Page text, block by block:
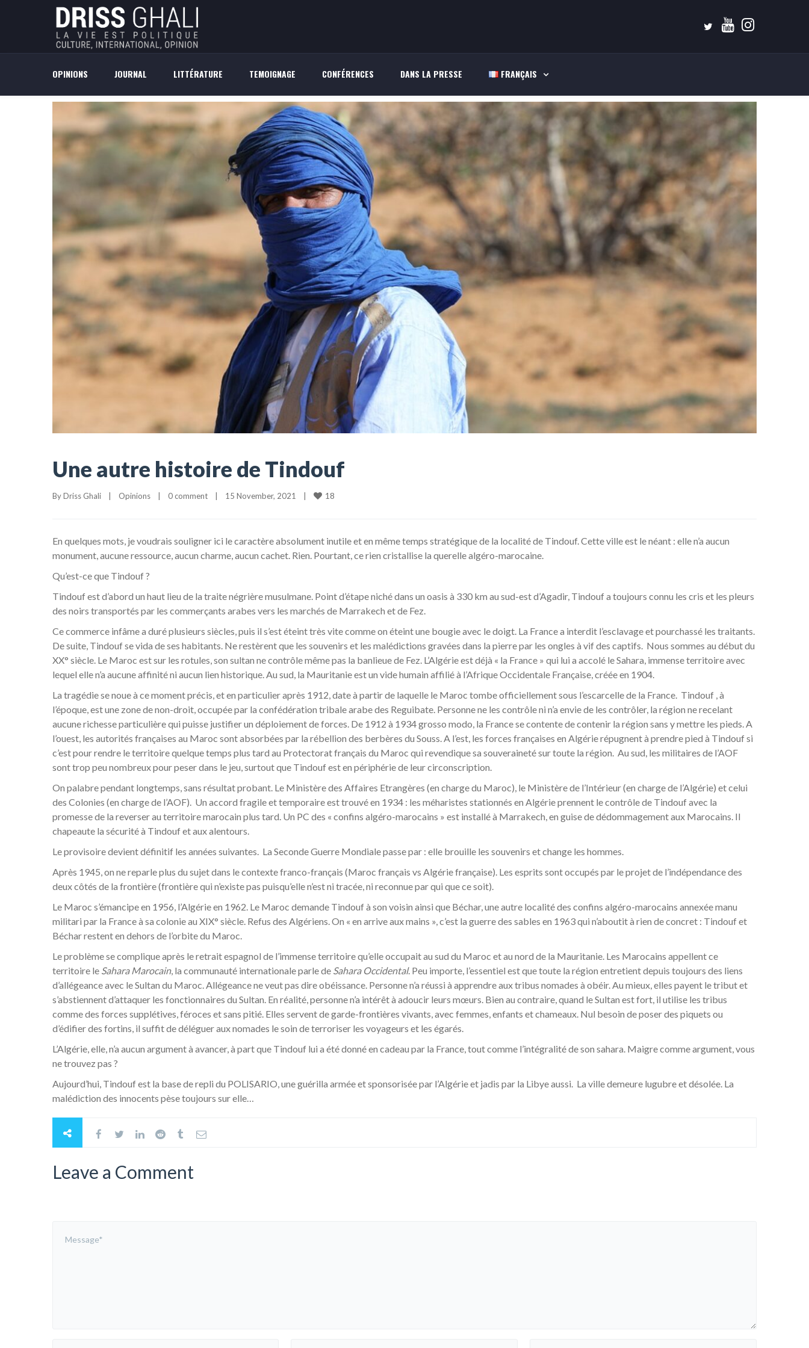
OPINIONS JOURNAL LITTÉRATURE TEMOIGNAGE CONFÉRENCES DANS LA PRESSE FRANÇAIS
Une autre histoire de Tindouf
By Driss Ghali Opinions 0 comment 15 November, 2021 18
En quelques mots, je voudrais souligner ici le caractère absolument inutile et en même temps stratégique de la localité de Tindouf. Cette ville est le néant : elle n’a aucun
monument, aucune ressource, aucun charme, aucun cachet. Rien. Pourtant, ce rien cristallise la querelle algéro-marocaine.
Qu’est-ce que Tindouf ?
Tindouf est d’abord un haut lieu de la traite négrière musulmane. Point d’étape niché dans un oasis à 330 km au sud-est d’Agadir, Tindouf a toujours connu les cris et les pleurs
des noirs transportés par les commerçants arabes vers les marchés de Marrakech et de Fez.
Ce commerce infâme a duré plusieurs siècles, puis il s’est éteint très vite comme on éteint une bougie avec le doigt. La France a interdit l’esclavage et pourchassé les traitants.
De suite, Tindouf se vida de ses habitants. Ne restèrent que les souvenirs et les malédictions gravées dans la pierre par les ongles à vif des captifs. Nous sommes au début du
XX° siècle. Le Maroc est sur les rotules, son sultan ne contrôle même pas la banlieue de Fez. L’Algérie est déjà « la France » qui lui a accolé le Sahara, immense territoire avec
lequel elle n’a aucune affinité ni aucun lien historique. Au sud, la Mauritanie est un vide humain affilié à l’Afrique Occidentale Française, créée en 1904.
La tragédie se noue à ce moment précis, et en particulier après 1912, date à partir de laquelle le Maroc tombe officiellement sous l’escarcelle de la France. Tindouf , à
l’époque, est une zone de non-droit, occupée par la confédération tribale arabe des Reguibate. Personne ne les contrôle ni n’a envie de les contrôler, la région ne recelant
aucune richesse particulière qui puisse justifier un déploiement de forces. De 1912 à 1934 grosso modo, la France se contente de contenir la région sans y mettre les pieds. A
l’ouest, les autorités françaises au Maroc sont absorbées par la rébellion des berbères du Souss. A l’est, les forces françaises en Algérie répugnent à prendre pied à Tindouf si
c’est pour rendre le territoire quelque temps plus tard au Protectorat français du Maroc qui revendique sa souveraineté sur toute la région. Au sud, les militaires de l’AOF
sont trop peu nombreux pour peser dans le jeu, surtout que Tindouf est en périphérie de leur circonscription.
On palabre pendant longtemps, sans résultat probant. Le Ministère des Affaires Etrangères (en charge du Maroc), le Ministère de l’Intérieur (en charge de l’Algérie) et celui
des Colonies (en charge de l’AOF). Un accord fragile et temporaire est trouvé en 1934 : les méharistes stationnés en Algérie prennent le contrôle de Tindouf avec la
promesse de la reverser au territoire marocain plus tard. Un PC des « confins algéro-marocains » est installé à Marrakech, en guise de dédommagement aux Marocains. Il
chapeaute la sécurité à Tindouf et aux alentours.
Le provisoire devient définitif les années suivantes. La Seconde Guerre Mondiale passe par : elle brouille les souvenirs et change les hommes.
Après 1945, on ne reparle plus du sujet dans le contexte franco-français (Maroc français vs Algérie française). Les esprits sont occupés par le projet de l’indépendance des
deux côtés de la frontière (frontière qui n’existe pas puisqu’elle n’est ni tracée, ni reconnue par qui que ce soit).
Le Maroc s’émancipe en 1956, l’Algérie en 1962. Le Maroc demande Tindouf à son voisin ainsi que Béchar, une autre localité des confins algéro-marocains annexée manu
militari par la France à sa colonie au XIX° siècle. Refus des Algériens. On « en arrive aux mains », c’est la guerre des sables en 1963 qui n’aboutit à rien de concret : Tindouf et
Béchar restent en dehors de l’orbite du Maroc.
Le problème se complique après le retrait espagnol de l’immense territoire qu’elle occupait au sud du Maroc et au nord de la Mauritanie. Les Marocains appellent ce
territoire le Sahara Marocain, la communauté internationale parle de Sahara Occidental. Peu importe, l’essentiel est que toute la région entretient depuis toujours des liens
d’allégeance avec le Sultan du Maroc. Allégeance ne veut pas dire obéissance. Personne n’a réussi à apprendre aux tribus nomades à obéir. Au mieux, elles payent le tribut et
s’abstiennent d’attaquer les fonctionnaires du Sultan. En réalité, personne n’a intérêt à adoucir leurs mœurs. Bien au contraire, quand le Sultan est fort, il utilise les tribus
comme des forces supplétives, féroces et sans pitié. Elles servent de garde-frontières vivants, avec femmes, enfants et chameaux. Nul besoin de poser des piquets ou
d’édifier des fortins, il suffit de déléguer aux nomades le soin de terroriser les voyageurs et les égarés.
L’Algérie, elle, n’a aucun argument à avancer, à part que Tindouf lui a été donné en cadeau par la France, tout comme l’intégralité de son sahara. Maigre comme argument, vous
ne trouvez pas ?
Aujourd’hui, Tindouf est la base de repli du POLISARIO, une guérilla armée et sponsorisée par l’Algérie et jadis par la Libye aussi. La ville demeure lugubre et désolée. La
malédiction des innocents pèse toujours sur elle…
Leave a Comment